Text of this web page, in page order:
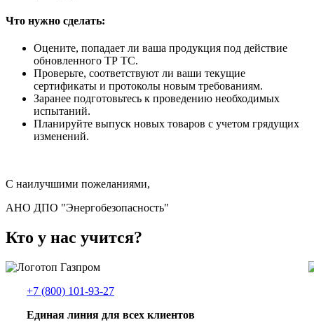
Что нужно сделать:
Оцените, попадает ли ваша продукция под действие
обновленного ТР ТС.
Проверьте, соответствуют ли ваши текущие
сертификаты и протоколы новым требованиям.
Заранее подготовьтесь к проведению необходимых
испытаний.
Планируйте выпуск новых товаров с учетом грядущих
изменений.
С наилучшими пожеланиями,
АНО ДПО "Энергобезопасность"
Кто у нас учится?
+7 (800) 101-93-27
Единая линия для всех клиентов